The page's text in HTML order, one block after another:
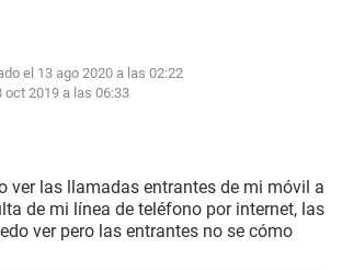
el 13 ago 2020 a las 02:22
oct 2019 a las 06:33
ver las llamadas entrantes de mi móvil a
de mi línea de teléfono por internet, las
ver pero las entrantes no se cómo